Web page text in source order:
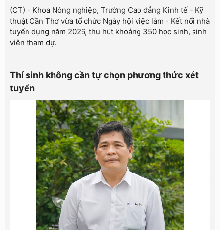
(CT) - Khoa Nông nghiệp, Trường Cao đẳng Kinh tế - Kỹ
thuật Cần Thơ vừa tổ chức Ngày hội việc làm - Kết nối nhà
tuyển dụng năm 2026, thu hút khoảng 350 học sinh, sinh
viên tham dự.
Thí sinh không cần tự chọn phương thức xét
tuyển